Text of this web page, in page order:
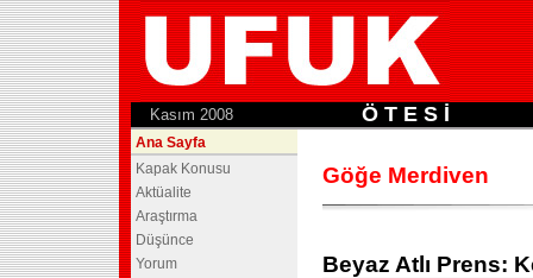
Kasım 2008 Ö T E S İ
Ana Sayfa
Kapak Konusu
Aktüalite
Araştırma
Düşünce
Yorum
Göğe Merdiven
Beyaz Atlı Prens: